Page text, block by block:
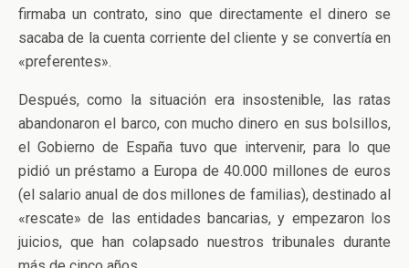
firmaba un contrato, sino que directamente el dinero se
sacaba de la cuenta corriente del cliente y se convertía en
«preferentes».
Después, como la situación era insostenible, las ratas
abandonaron el barco, con mucho dinero en sus bolsillos,
el Gobierno de España tuvo que intervenir, para lo que
pidió un préstamo a Europa de 40.000 millones de euros
(el salario anual de dos millones de familias), destinado al
«rescate» de las entidades bancarias, y empezaron los
juicios, que han colapsado nuestros tribunales durante